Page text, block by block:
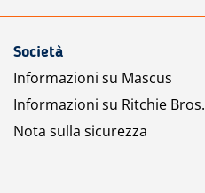
Società
Informazioni su Mascus
Informazioni su Ritchie Bros.
Nota sulla sicurezza